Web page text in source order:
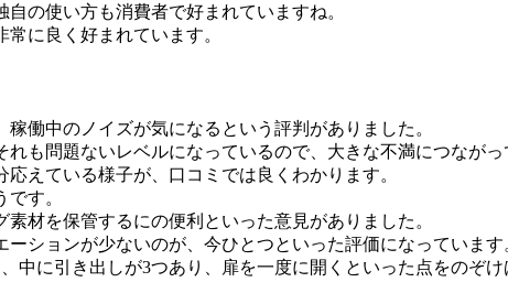
の使い方も消費者で好まれていますね。
に良く好まれています。
働中のノイズが気になるという評判がありました。
も問題ないレベルになっているので、大きな不満につながっ
えている様子が、口コミでは良くわかります。
す。
材を保管するにの便利といった意見がありました。
ションが少ないのが、今ひとつといった評価になっています
中に引き出しが3つあり、扉を一度に開くといった点をのぞ